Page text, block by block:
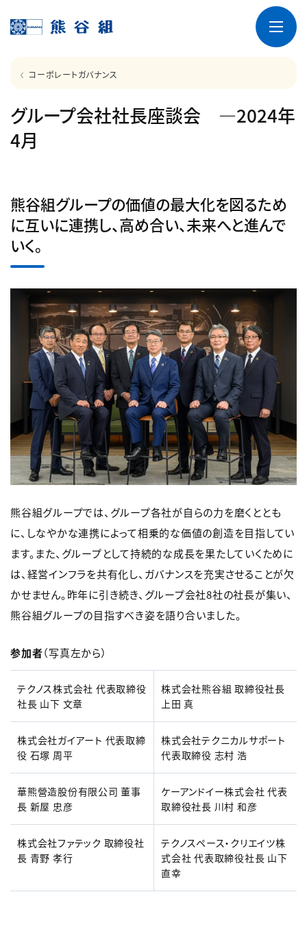
コーポレートガバナンス
グループ会社社長座談会 ―2024年
4月
熊谷組グループの価値の最大化を図るため
に互いに連携し、高め合い、未来へと進んで
いく。
熊谷組グループでは、グループ各社が自らの力を磨くととも
に、しなやかな連携によって相乗的な価値の創造を目指してい
ます。また、グループとして持続的な成長を果たしていくために
は、経営インフラを共有化し、ガバナンスを充実させることが欠
かせません。昨年に引き続き、グループ会社8社の社長が集い、
熊谷組グループの目指すべき姿を語り合いました。
参加者（写真左から）
テクノス株式会社 代表取締役
社長 山下 文章
株式会社熊谷組 取締役社長
上田 真
株式会社ガイアート 代表取締
役 石塚 周平
株式会社テクニカルサポート
代表取締役 志村 浩
華熊營造股份有限公司 董事
長 新屋 忠彦
ケーアンドイー株式会社 代表
取締役社長 川村 和彦
株式会社ファテック 取締役社
長 青野 孝行
テクノスペース・クリエイツ株
式会社 代表取締役社長 山下
直幸